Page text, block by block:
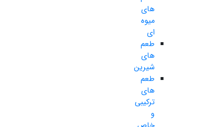
های
میوه
ای
طعم
های
شیرین
طعم
های
ترکیبی
و